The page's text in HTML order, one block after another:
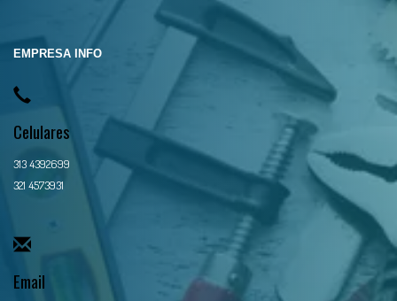
EMPRESA INFO
Celulares
313 4392699
321 4573931
Email